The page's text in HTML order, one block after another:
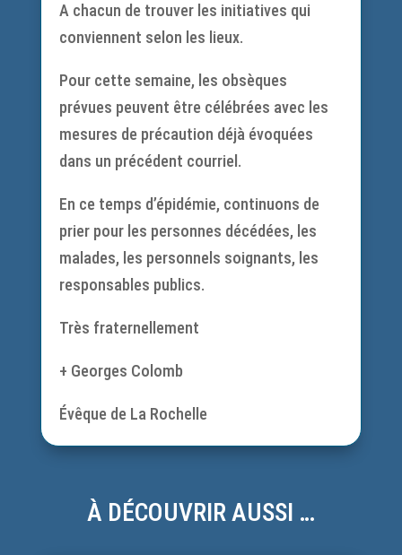
A chacun de trouver les initiatives qui
conviennent selon les lieux.
Pour cette semaine, les obsèques
prévues peuvent être célébrées avec les
mesures de précaution déjà évoquées
dans un précédent courriel.
En ce temps d’épidémie, continuons de
prier pour les personnes décédées, les
malades, les personnels soignants, les
responsables publics.
Très fraternellement
+ Georges Colomb
Évêque de La Rochelle
À DÉCOUVRIR AUSSI …